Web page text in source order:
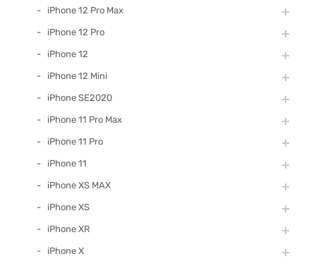
iPhone 12 Pro Max
iPhone 12 Pro
iPhone 12
iPhone 12 Mini
iPhone SE2020
iPhone 11 Pro Max
iPhone 11 Pro
iPhone 11
iPhone XS MAX
iPhone XS
iPhone XR
iPhone X